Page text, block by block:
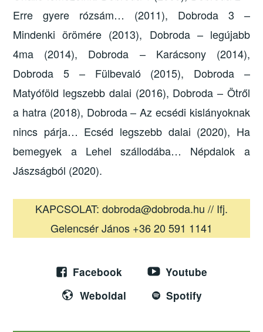
Erre gyere rózsám… (2011), Dobroda 3 –
Mindenki örömére (2013), Dobroda – legújabb
4ma (2014), Dobroda – Karácsony (2014),
Dobroda 5 – Fülbevaló (2015), Dobroda –
Matyóföld legszebb dalai (2016), Dobroda – Ötről
a hatra (2018), Dobroda – Az ecsédi kislányoknak
nincs párja… Ecséd legszebb dalai (2020), Ha
bemegyek a Lehel szállodába… Népdalok a
Jászságból (2020).
KAPCSOLAT: dobroda@dobroda.hu // Ifj.
Gelencsér János +36 20 591 1141
Facebook
Youtube
Weboldal
Spotify